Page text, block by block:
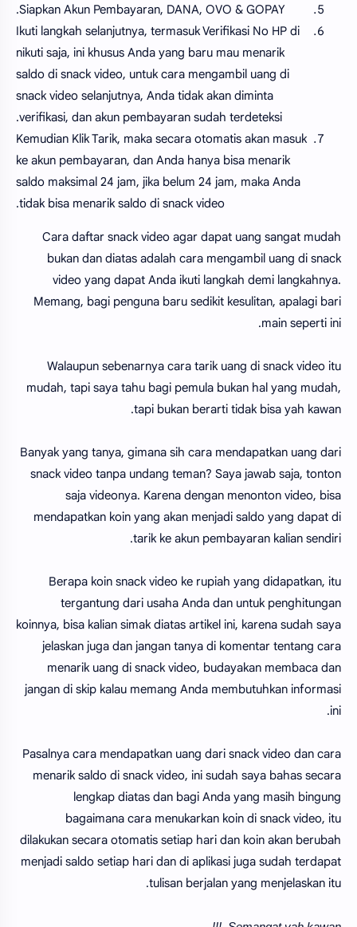
Siapkan Akun Pembayaran, DANA, OVO & GOPAY.
Ikuti langkah selanjutnya, termasuk Verifikasi No HP di
nikuti saja, ini khusus Anda yang baru mau menarik
saldo di snack video, untuk cara mengambil uang di
snack video selanjutnya, Anda tidak akan diminta
verifikasi, dan akun pembayaran sudah terdeteksi.
Kemudian Klik Tarik, maka secara otomatis akan masuk
ke akun pembayaran, dan Anda hanya bisa menarik
saldo maksimal 24 jam, jika belum 24 jam, maka Anda
tidak bisa menarik saldo di snack video.
Cara daftar snack video agar dapat uang sangat mudah
bukan dan diatas adalah cara mengambil uang di snack
video yang dapat Anda ikuti langkah demi langkahnya.
Memang, bagi penguna baru sedikit kesulitan, apalagi bari
main seperti ini.
Walaupun sebenarnya cara tarik uang di snack video itu
mudah, tapi saya tahu bagi pemula bukan hal yang mudah,
tapi bukan berarti tidak bisa yah kawan.
Banyak yang tanya, gimana sih cara mendapatkan uang dari
snack video tanpa undang teman? Saya jawab saja, tonton
saja videonya. Karena dengan menonton video, bisa
mendapatkan koin yang akan menjadi saldo yang dapat di
tarik ke akun pembayaran kalian sendiri.
Berapa koin snack video ke rupiah yang didapatkan, itu
tergantung dari usaha Anda dan untuk penghitungan
koinnya, bisa kalian simak diatas artikel ini, karena sudah saya
jelaskan juga dan jangan tanya di komentar tentang cara
menarik uang di snack video, budayakan membaca dan
jangan di skip kalau memang Anda membutuhkan informasi
ini.
Pasalnya cara mendapatkan uang dari snack video dan cara
menarik saldo di snack video, ini sudah saya bahas secara
lengkap diatas dan bagi Anda yang masih bingung
bagaimana cara menukarkan koin di snack video, itu
dilakukan secara otomatis setiap hari dan koin akan berubah
menjadi saldo setiap hari dan di aplikasi juga sudah terdapat
tulisan berjalan yang menjelaskan itu.